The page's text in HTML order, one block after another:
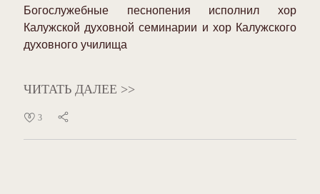
Богослужебные песнопения исполнил хор
Калужской духовной семинарии и хор Калужского
духовного училища
ЧИТАТЬ ДАЛЕЕ >>
3